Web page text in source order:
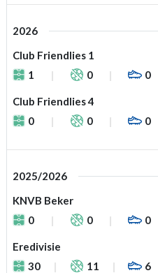
2026
Club Friendlies 1
1
0 0
Club Friendlies 4
0
0 0
2025/2026
KNVB Beker
0
0 0
Eredivisie
30
11 6